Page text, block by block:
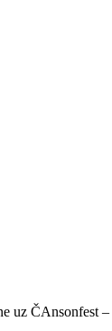
uz ČAnsonfest